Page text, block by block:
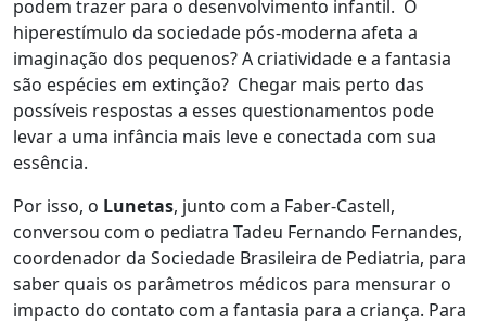
podem trazer para o desenvolvimento infantil. O
hiperestímulo da sociedade pós-moderna afeta a
imaginação dos pequenos? A criatividade e a fantasia
são espécies em extinção? Chegar mais perto das
possíveis respostas a esses questionamentos pode
levar a uma infância mais leve e conectada com sua
essência.
Por isso, o Lunetas, junto com a Faber-Castell,
conversou com o pediatra Tadeu Fernando Fernandes,
coordenador da Sociedade Brasileira de Pediatria, para
saber quais os parâmetros médicos para mensurar o
impacto do contato com a fantasia para a criança. Para